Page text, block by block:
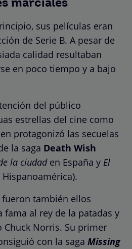
marciales
sus películas eran
de Serie B. A pesar de
calidad resultaban
en poco tiempo y a bajo
del público
estrellas del cine como
protagonizó las secuelas
la saga Death Wish
la ciudaden España y El
Hispanoamérica).
también ellos
fama al rey de la patadas y
Norris. Su primer
con la saga Missing